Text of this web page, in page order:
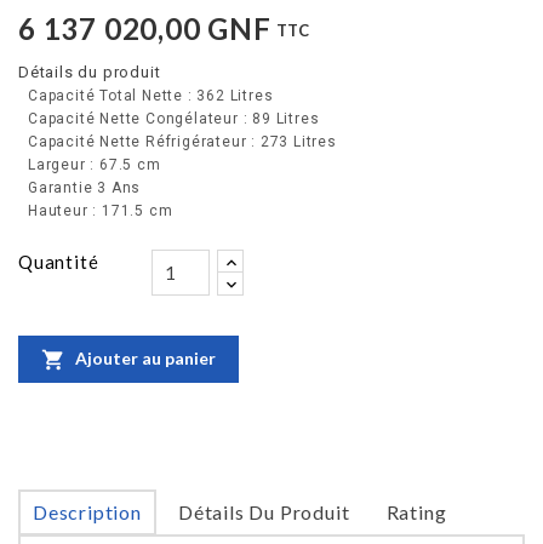
6 137 020,00 GNF TTC
Détails du produit
Capacité Total Nette : 362 Litres
Capacité Nette Congélateur : 89 Litres
Capacité Nette Réfrigérateur : 273 Litres
Largeur : 67.5 cm
Garantie 3 Ans
Hauteur : 171.5 cm
Quantité
 Ajouter au panier
Description Détails Du Produit Rating